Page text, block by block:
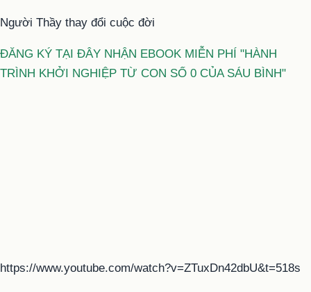
Người Thầy thay đổi cuộc đời
ĐĂNG KÝ TẠI ĐÂY NHẬN EBOOK MIỄN PHÍ "HÀNH
TRÌNH KHỞI NGHIỆP TỪ CON SỐ 0 CỦA SÁU BÌNH"
https://www.youtube.com/watch?v=ZTuxDn42dbU&t=518s